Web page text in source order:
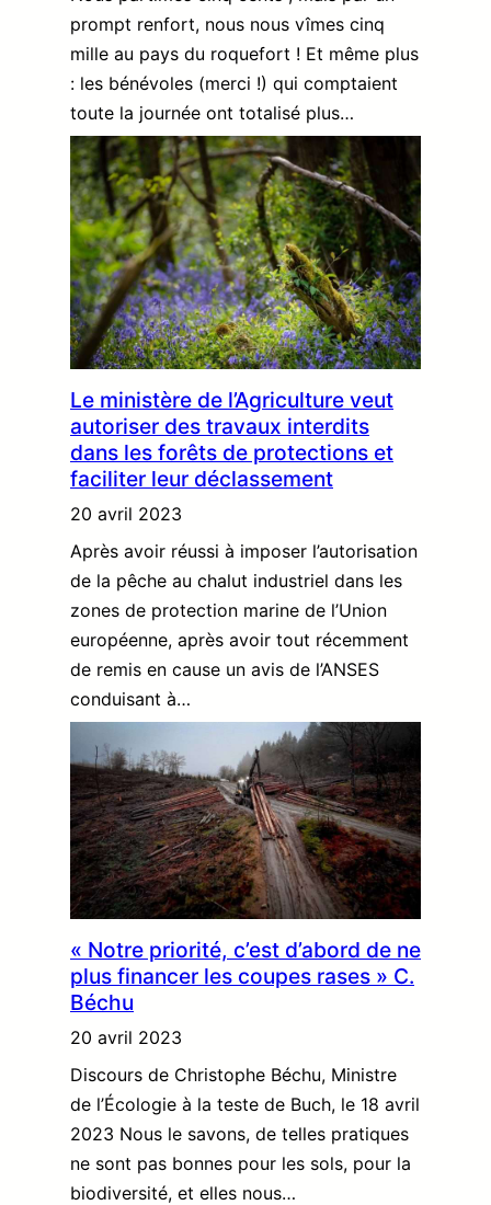
prompt renfort, nous nous vîmes cinq
mille au pays du roquefort ! Et même plus
: les bénévoles (merci !) qui comptaient
toute la journée ont totalisé plus…
Le ministère de l’Agriculture veut
autoriser des travaux interdits
dans les forêts de protections et
faciliter leur déclassement
20 avril 2023
Après avoir réussi à imposer l’autorisation
de la pêche au chalut industriel dans les
zones de protection marine de l’Union
européenne, après avoir tout récemment
de remis en cause un avis de l’ANSES
conduisant à…
« Notre priorité, c’est d’abord de ne
plus financer les coupes rases » C.
Béchu
20 avril 2023
Discours de Christophe Béchu, Ministre
de l’Écologie à la teste de Buch, le 18 avril
2023 Nous le savons, de telles pratiques
ne sont pas bonnes pour les sols, pour la
biodiversité, et elles nous…